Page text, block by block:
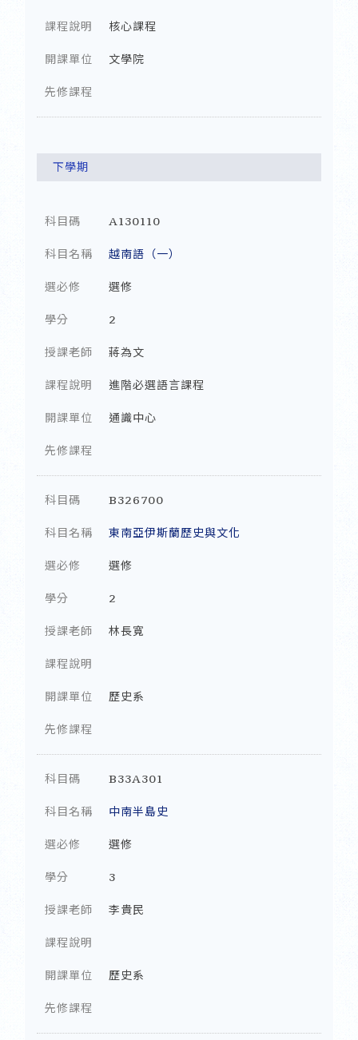
課程說明 核心課程
開課單位 文學院
先修課程
下學期
科目碼 A130110
科目名稱 越南語（一）
選必修 選修
學分 2
授課老師 蔣為文
課程說明 進階必選語言課程
開課單位 通識中心
先修課程
科目碼 B326700
科目名稱 東南亞伊斯蘭歷史與文化
選必修 選修
學分 2
授課老師 林長寬
課程說明
開課單位 歷史系
先修課程
科目碼 B33A301
科目名稱 中南半島史
選必修 選修
學分 3
授課老師 李貴民
課程說明
開課單位 歷史系
先修課程